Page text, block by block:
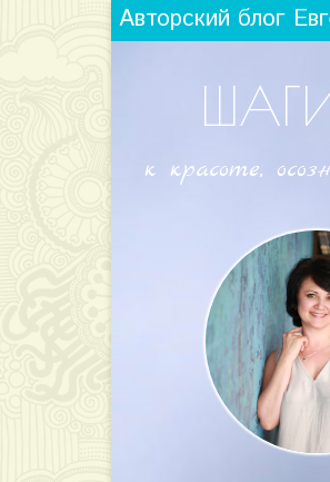
Авторский блог
к красоте,